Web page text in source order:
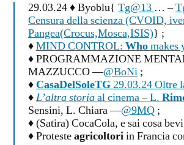
29.03.24 ♦ Byoblu{ Tg@13 … –
Censura della scienza (CVOID,
Pangea(Crocus,Mosca,ISIS)} ;
♦MIND CONTROL: Whomakes
♦ PROGRAMMAZIONE
MAZZUCCO —@BoNi ;
♦CasaDelSoleTG29.03.24 Oltre
♦L’altra storiaal cinema – L.
Sensini, L. Chiara —@9MQ ;
♦ (Satira) CocaCola, e sai cosa
♦ Protesteagricoltoriin Francia